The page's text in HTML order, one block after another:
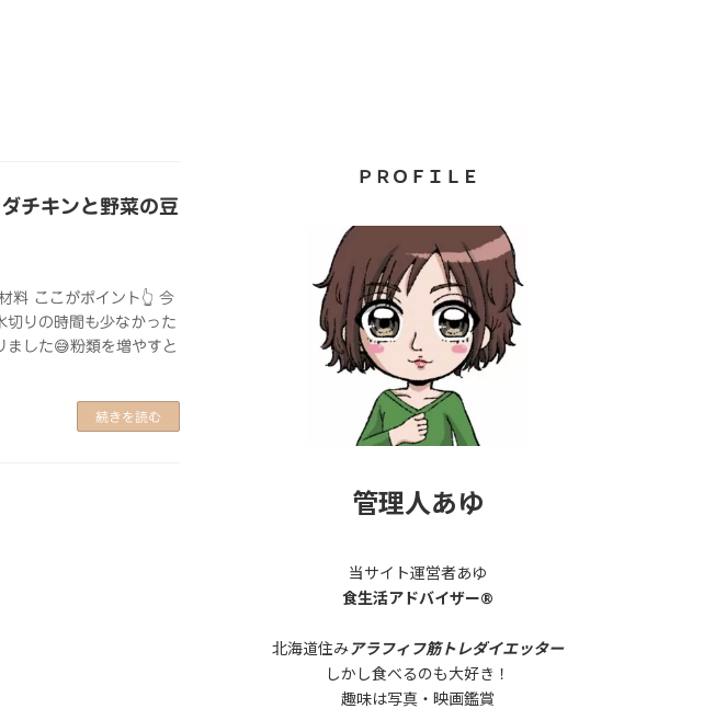
チキンと野菜の豆
料 ここがポイント👆 今
切りの時間も少なかった
ました😅粉類を増やすと
続きを読む
ＰＲＯＦＩＬＥ
管理人あゆ
当サイト運営者あゆ
食生活アドバイザー®
北海道住み アラフィフ筋トレダイエッター
しかし食べるのも大好き！
趣味は写真・映画鑑賞